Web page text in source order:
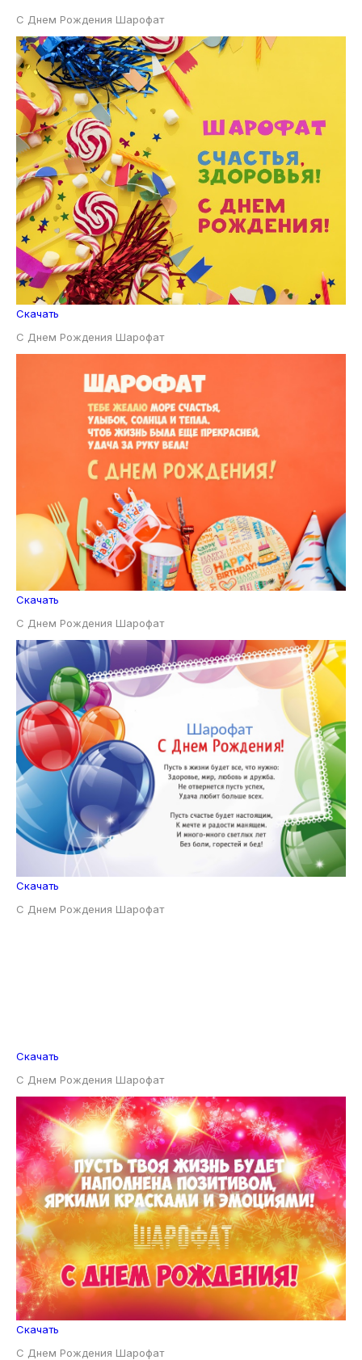
С Днем Рождения Шарофат
Скачать
С Днем Рождения Шарофат
Скачать
С Днем Рождения Шарофат
Скачать
С Днем Рождения Шарофат
Скачать
С Днем Рождения Шарофат